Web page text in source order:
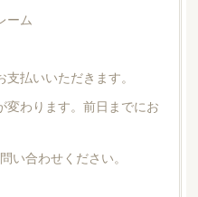
ーム
払いいただきます。
変わります。前日までにお
い合わせください。